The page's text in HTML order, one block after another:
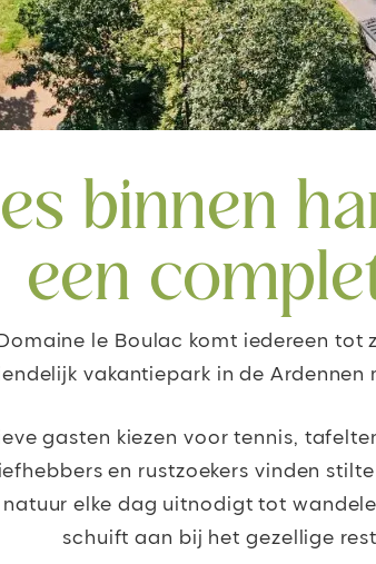
binnen
een
le Boulac komt iedereen tot
vakantiepark in de
gasten kiezen voor tennis,
en rustzoekers vinden
elke dag uitnodigt tot
schuift aan bij het gezellige